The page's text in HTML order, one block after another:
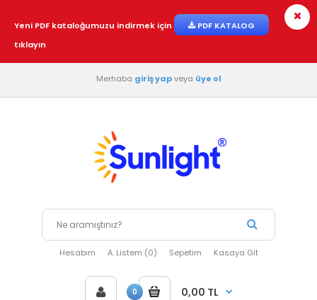
Yeni PDF kataloğumuzu indirmek için
PDF KATALOG
tıklayın
Merhaba giriş yapveya üye ol
Hesabım A. Listem (0) Sepetim Kasaya Git
0 0,00 TL